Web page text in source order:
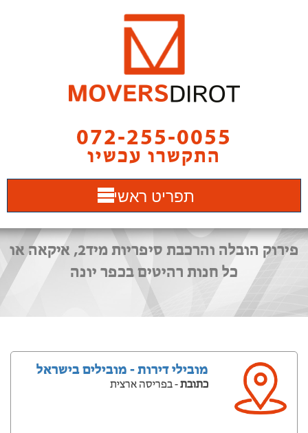
072-255-0055
התקשרו עכשיו
תפריט ראשי
פירוק הובלה והרכבת סיפריות מיד2, איקאה או
כל חנות רהיטים בכפר יונה
מובילי דירות - מובילים בישראל
כתובת- בפריסה ארצית